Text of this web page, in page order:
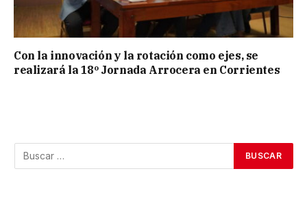
Con la innovación y la rotación como ejes, se
realizará la 18º Jornada Arrocera en Corrientes